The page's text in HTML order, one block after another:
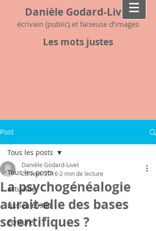
Danièle Godard-Livet
écrivain (public) et faiseuse d'images
Les mots justes
Post
Tous les posts
actualité
Lissieu 69380
écriture
Tous les posts
La psychogénéalogie
aurait-elle des bases
scientifiques ?
Danièle Godard-Livet
20 sept. 2016 2 min de lecture